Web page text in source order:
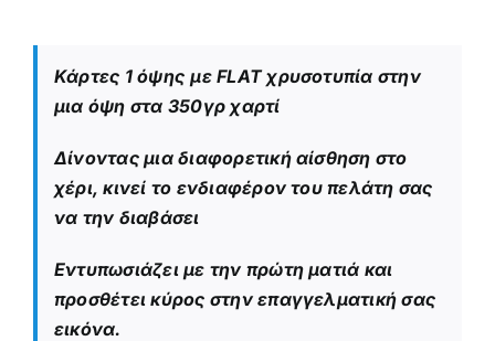
Κάρτες 1 όψης με FLAT χρυσοτυπία στην
μια όψη στα 350γρ χαρτί
Δίνοντας μια διαφορετική αίσθηση στο
χέρι, κινεί το ενδιαφέρον του πελάτη σας
να την διαβάσει
Εντυπωσιάζει με την πρώτη ματιά και
προσθέτει κύρος στην επαγγελματική σας
εικόνα.